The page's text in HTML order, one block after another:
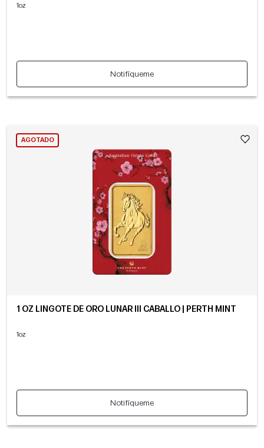
1oz
Notifíqueme
AGOTADO
1 OZ LINGOTE DE ORO LUNAR III CABALLO | PERTH MINT
1oz
Notifíqueme